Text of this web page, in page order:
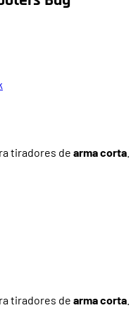
tiradores de arma corta
tiradores de arma corta